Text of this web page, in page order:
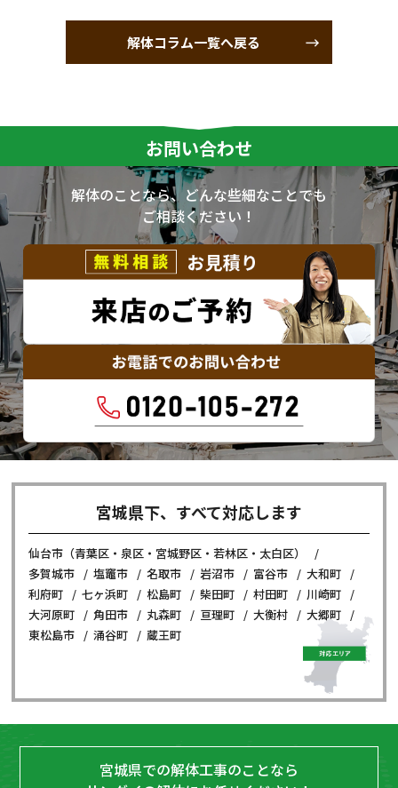
解体コラム一覧へ戻る
お問い合わせ
解体のことなら、どんな些細なことでも
ご相談ください！
宮城県下、すべて対応します
仙台市（青葉区・泉区・宮城野区・若林区・太白区）
多賀城市
塩竈市 名取市 岩沼市 富谷市
大和町
利府町
七ヶ浜町 松島町 柴田町 村田町
川崎町
大河原町
角田市 丸森町 亘理町 大衡村
大郷町
東松島市
涌谷町 蔵王町
宮城県での解体工事のことなら